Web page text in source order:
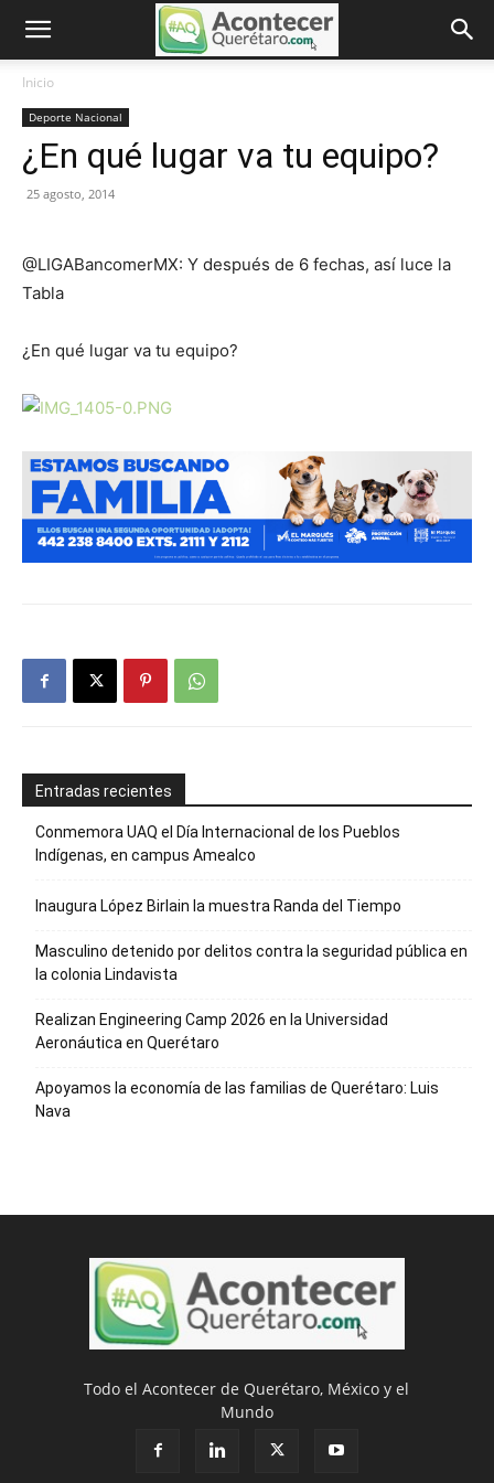
Inicio
Deporte Nacional
¿En qué lugar va tu equipo?
25 agosto, 2014
@LIGABancomerMX: Y después de 6 fechas, así luce la
Tabla
¿En qué lugar va tu equipo?
Entradas recientes
Conmemora UAQ el Día Internacional de los Pueblos
Indígenas, en campus Amealco
Inaugura López Birlain la muestra Randa del Tiempo
Masculino detenido por delitos contra la seguridad pública en
la colonia Lindavista
Realizan Engineering Camp 2026 en la Universidad
Aeronáutica en Querétaro
Apoyamos la economía de las familias de Querétaro: Luis
Nava
Todo el Acontecer de Querétaro, México y el
Mundo